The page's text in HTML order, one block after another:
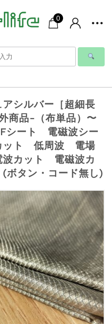
0
アシルバー［超細長
商品-（布単品）〜
シート 電磁波シー
ット 低周波 電場
カット 電磁波カ
タン・コード無し)